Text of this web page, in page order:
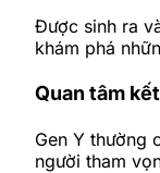
Được sinh ra
khám phá
Quan tâm
Gen Y thường
người tham